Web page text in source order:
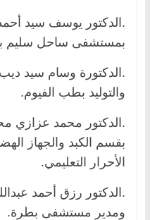
.الدكتور يوسف سيد
بمستشفى ساحل سليم
.الدكتورة وسام سيد
والتوليد بطب الفيوم.
.الدكتور محمد عزازي
بقسم الكبد والجهاز
الأحرار التعليمي.
.الدكتور رزق أحمد
ومدير مستشفى بطرة.